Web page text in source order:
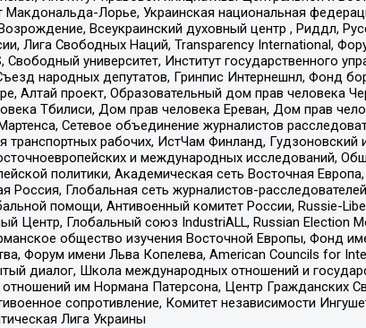
Макдональда-Лорье, Украинская национальная
Всеукраинский духовный центр , Риддл,
Лига Свободных Наций, Transparеncy International,
университет, Институт государственного
народных депутатов, Гринпис Интернешнл, Фонд
Алтай проект, Образовательный дом прав человека
Тбилиси, Дом прав человека Ереван, Дом прав
Сетевое объединение журналистов
рабочих, ИстЧам Финланд, Гудзоновский
и международных исследований,
политики, Академическая сеть Восточная
Глобальная сеть журналистов-
помощи, Антивоенный комитет России, Russie-
Центр, Глобальный союз IndustriALL, Russian Election
общество изучения Восточной Европы, Фонд
Форум имени Льва Копелева, American Councils for
диалог, Школа международных отношений и
им Нормана Патерсона, Центр Гражданских
сопротивление, Комитет независимости
Лига Украины